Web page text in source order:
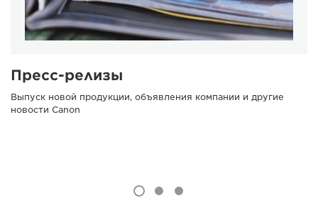
Пресс-релизы
Выпуск новой продукции, объявления компании и другие
новости Canon